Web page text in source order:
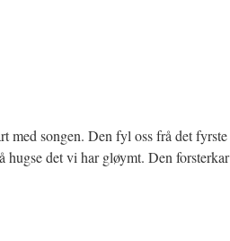
songen. Den fyl oss frå det fyrste
hugse det vi har gløymt. Den forsterkar